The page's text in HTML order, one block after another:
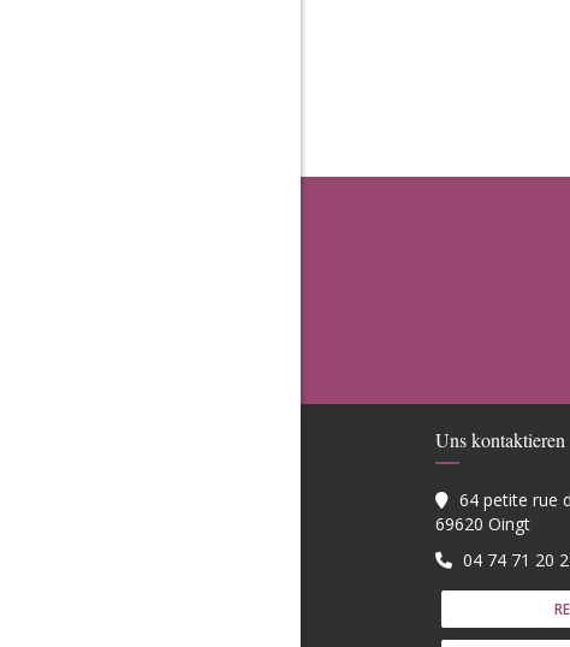
Uns kontaktieren
64 petite rue
69620 Oingt
04 74 71 20